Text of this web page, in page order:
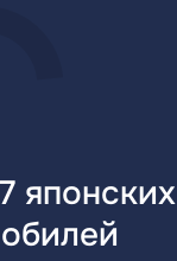
японских